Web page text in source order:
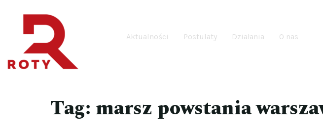
Aktualności Postulaty Działania O nas
Tag:marsz powstania